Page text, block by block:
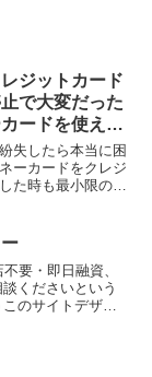
ジットカード
で大変だった
ードを使えば
失したら本当に困
ーカードをクレジ
た時も最小限の被
要・即日融資、
くださいという
のサイトデザイ